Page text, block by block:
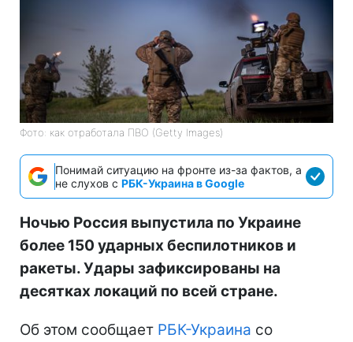
Фото: как отработала ПВО (Getty Images)
Понимай ситуацию на фронте из-за фактов, а
не слухов с РБК-Украина в Google
Ночью Россия выпустила по Украине
более 150 ударных беспилотников и
ракеты. Удары зафиксированы на
десятках локаций по всей стране.
Об этом сообщает РБК-Украина со